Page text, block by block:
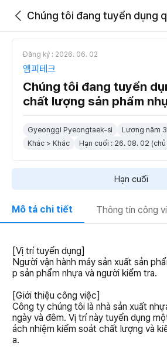
Đăng ký : 2026. 06. 02
엠피테크
Chúng tôi đang tuyển
chất lượng sản phẩm
Gyeonggi Pyeongtaek-si
Lương năm
Khác > Khác
Hạn cuối : 26. 08. 02 (chủ
Hạn cuối
Mô tả chi tiết Thông tin công
[Vị trí tuyển dụng]
Người vận hành máy sản xuất sản
p sản phẩm nhựa và người kiểm tra.
[Giới thiệu công việc]
Công ty chúng tôi là nhà sản xuất
ngày và đêm. Vị trí này tuyển dụng
ách nhiệm kiểm soát chất lượng và
a.